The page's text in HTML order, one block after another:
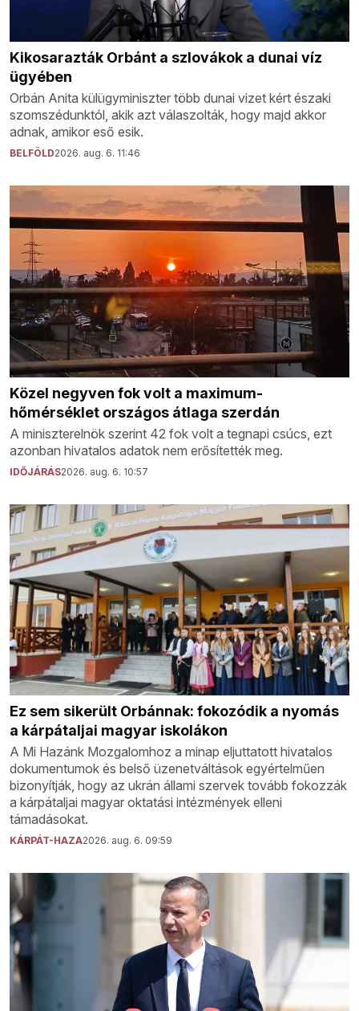
Kikosarazták Orbánt a szlovákok a dunai víz
ügyében
Orbán Anita külügyminiszter több dunai vizet kért északi
szomszédunktól, akik azt válaszolták, hogy majd akkor
adnak, amikor eső esik.
BELFÖLD2026. aug. 6. 11:46
Közel negyven fok volt a maximum-
hőmérséklet országos átlaga szerdán
A miniszterelnök szerint 42 fok volt a tegnapi csúcs, ezt
azonban hivatalos adatok nem erősítették meg.
IDŐJÁRÁS2026. aug. 6. 10:57
Ez sem sikerült Orbánnak: fokozódik a nyomás
a kárpátaljai magyar iskolákon
A Mi Hazánk Mozgalomhoz a minap eljuttatott hivatalos
dokumentumok és belső üzenetváltások egyértelműen
bizonyítják, hogy az ukrán állami szervek tovább fokozzák
a kárpátaljai magyar oktatási intézmények elleni
támadásokat.
KÁRPÁT-HAZA2026. aug. 6. 09:59